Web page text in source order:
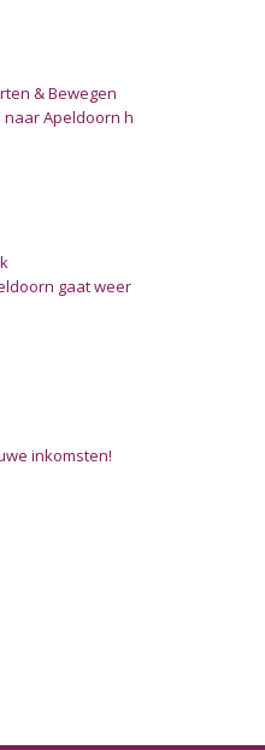
& Bewegen
Apeldoorn halen"
gaat weer open
inkomsten!